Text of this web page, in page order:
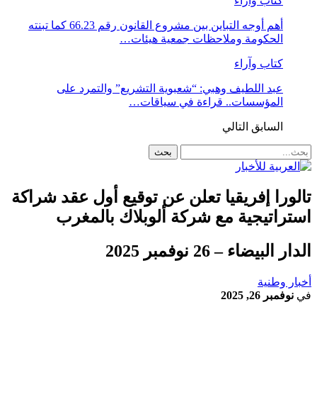
أهم أوجه التباين بين مشروع القانون رقم 66.23 كما تبنته
الحكومة وملاحظات جمعية هيئات…
كتاب وآراء
عبد اللطيف وهبي: “شعبوية التشريع” والتمرد على
المؤسسات.. قراءة في سياقات…
السابق التالي
تالورا إفريقيا تعلن عن توقيع أول عقد شراكة
استراتيجية مع شركة ألوبلاك بالمغرب
الدار البيضاء – 26 نوفمبر 2025
أخبار وطنية
في نوفمبر 26, 2025